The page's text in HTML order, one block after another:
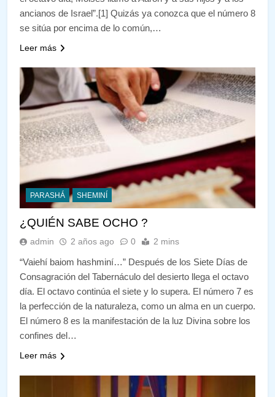
ancianos de Israel”.[1] Quizás ya conozca que el número 8
se sitúa por encima de lo común,…
Leer más
PARASHÁ SHEMINÍ
¿QUIÉN SABE OCHO ?
admin 2 años ago 0 2 mins
“Vaiehí baiom hashminí…” Después de los Siete Días de
Consagración del Tabernáculo del desierto llega el octavo
día. El octavo continúa el siete y lo supera. El número 7 es
la perfección de la naturaleza, como un alma en un cuerpo.
El número 8 es la manifestación de la luz Divina sobre los
confines del…
Leer más